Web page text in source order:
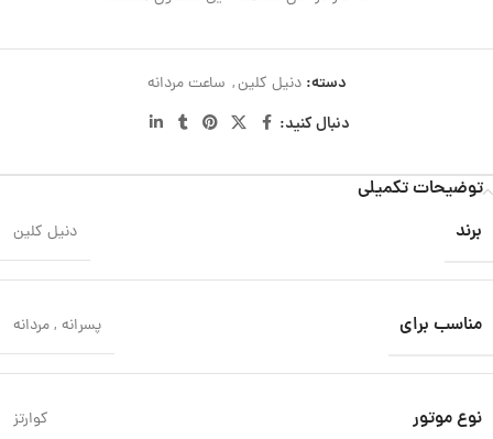
دسته: دنیل کلین, ساعت مردانه
دنبال کنید:
توضیحات تکمیلی
برند
دنیل کلین
مناسب برای پسرانه ,مردانه
نوع موتور کوارتز